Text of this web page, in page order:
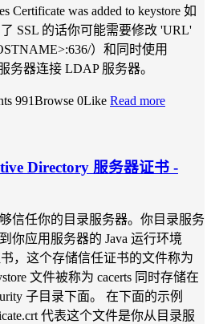
Certificate was added to keystore 如
SSL 的话你可能需要修改 'URL'
）和同时使用
务器连接 LDAP 服务器。
991Browse 0Like Read more
Directory 服务器证书 -
信任你的目录服务器。你目录服务
你应用服务器的 Java 运行环境
，这个存储信任证书的文件称为
文件被称为 cacerts 同时存储在
子目录下面。 在下面的示例
代表这个文件是你从目录服